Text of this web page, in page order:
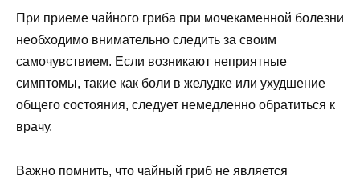
При приеме чайного гриба при мочекаменной болезни
необходимо внимательно следить за своим
самочувствием. Если возникают неприятные
симптомы, такие как боли в желудке или ухудшение
общего состояния, следует немедленно обратиться к
врачу.
Важно помнить, что чайный гриб не является